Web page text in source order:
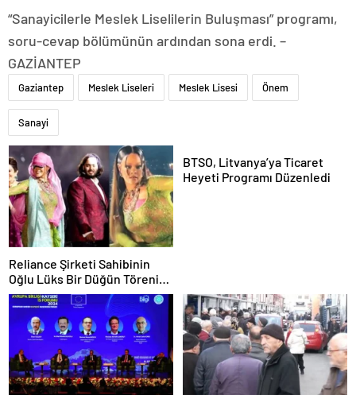
“Sanayicilerle Meslek Liselilerin Buluşması” programı,
soru-cevap bölümünün ardından sona erdi. –
GAZİANTEP
Gaziantep Meslek Liseleri Meslek Lisesi Önem
Sanayi
Reliance Şirketi Sahibinin
Oğlu Lüks Bir Düğün Töreni
Düzenledi
BTSO, Litvanya’ya Ticaret
Heyeti Programı Düzenledi